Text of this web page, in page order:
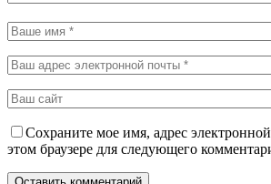
Сохраните мое имя, адрес
этом браузере для следующего